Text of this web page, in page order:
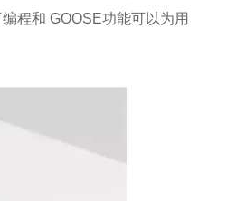
程和 GOOSE功能可以为用